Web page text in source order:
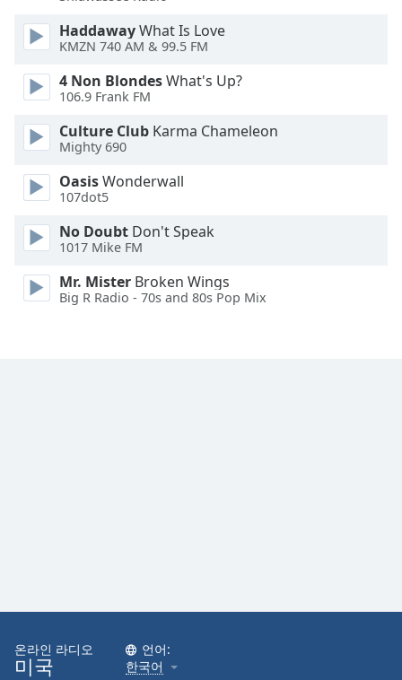
HaddawayWhat Is Love
KMZN 740 AM & 99.5 FM
4 Non BlondesWhat's Up?
106.9 Frank FM
Culture Club Karma Chameleon
Mighty 690
OasisWonderwall
107dot5
No Doubt Don't Speak
1017 Mike FM
Mr. Mister Broken Wings
Big R Radio - 70s and 80s Pop Mix
온라인 라디오
미국
언어:
한국어